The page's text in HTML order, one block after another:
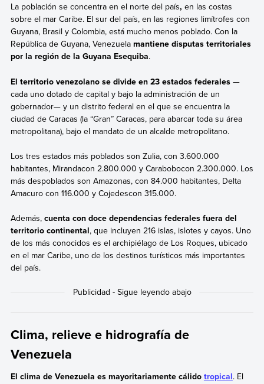
La población se concentra en el norte del país, en las costas
sobre el mar Caribe. El sur del país, en las regiones limítrofes con
Guyana, Brasil y Colombia, está mucho menos poblado. Con la
República de Guyana, Venezuela mantiene disputas territoriales
por la región de la Guyana Esequiba.
El territorio venezolano se divide en 23 estados federales —
cada uno dotado de capital y bajo la administración de un
gobernador— y un distrito federal en el que se encuentra la
ciudad de Caracas (la “Gran” Caracas, para abarcar toda su área
metropolitana), bajo el mandato de un alcalde metropolitano.
Los tres estados más poblados son Zulia, con 3.600.000
habitantes, Mirandacon 2.800.000 y Carabobocon 2.300.000. Los
más despoblados son Amazonas, con 84.000 habitantes, Delta
Amacuro con 116.000 y Cojedescon 315.000.
Además, cuenta con doce dependencias federales fuera del
territorio continental, que incluyen 216 islas, islotes y cayos. Uno
de los más conocidos es el archipiélago de Los Roques, ubicado
en el mar Caribe, uno de los destinos turísticos más importantes
del país.
Clima, relieve e hidrografía de
Venezuela
El clima de Venezuela es mayoritariamente cálido tropical. El